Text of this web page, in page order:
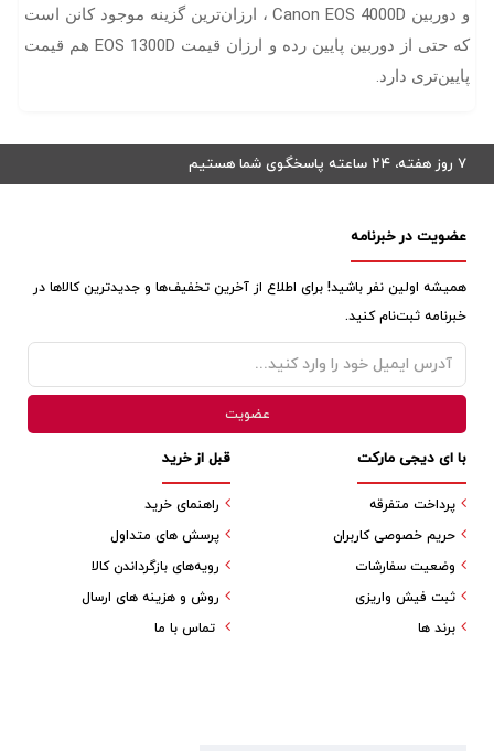
و دوربین Canon EOS 4000D ، ارزان‌ترین گزینه موجود کانن است
که حتی از دوربین پایین رده و ارزان قیمت EOS 1300D هم قیمت
پایین‌تری دارد.
۷ روز هفته، ۲۴ ساعته پاسخگوی شما هستیم
عضویت در خبرنامه
همیشه اولین نفر باشید! برای اطلاع از آخرین تخفیف‌ها و جدیدترین کالاها در
خبرنامه ثبت‌نام کنید.
قبل از خرید
راهنمای خرید
پرسش های متداول
رویه‌های بازگرداندن کالا
روش و هزینه های ارسال
تماس با ما
با ای دیجی مارکت
پرداخت متفرقه
حریم خصوصی کاربران
وضعیت سفارشات
ثبت فیش واریزی
برند ها